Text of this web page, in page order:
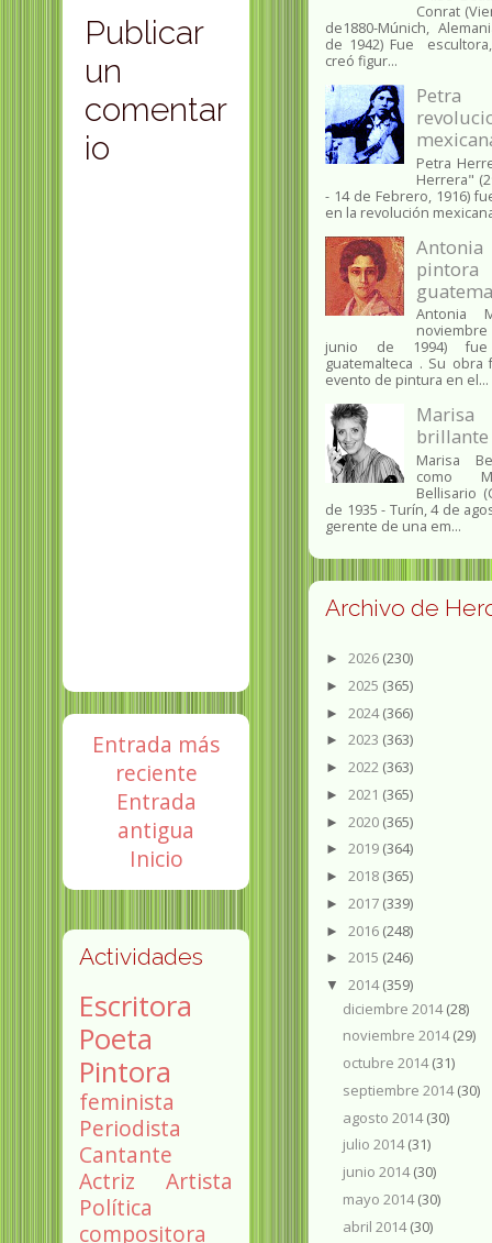
Publicar
un
comentar
io
Entrada más
reciente
Entrada
antigua
Inicio
Actividades
Escritora
Poeta
Pintora
feminista
Periodista
Cantante
Actriz
Artista
Política
compositora
Conrat
de1880-Múnich,
de 1942) Fue
creó figur...
Petra
Herrera"
- 14 de Febrero, 1916)
en la revolución
pintora
Antonia
noviembre
junio de 1994)
guatemalteca . Su
evento de pintura en el...
Marisa
como
Bellisario
de 1935 - Turín, 4 de
gerente de una em...
Archivo de
►2026 (230)
► 2025 (365)
► 2024(366)
►2023 (363)
►2022 (363)
► 2021 (365)
► 2020 (365)
►2019 (364)
►2018 (365)
► 2017 (339)
► 2016 (248)
►2015 (246)
▼2014(359)
diciembre 2014(28)
noviembre 2014(29)
octubre 2014(31)
septiembre 2014(30)
agosto 2014(30)
julio 2014(31)
junio 2014(30)
mayo 2014(30)
abril 2014(30)